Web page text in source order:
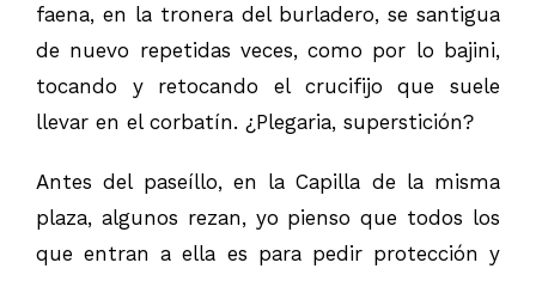
faena, en la tronera del burladero, se santigua
de nuevo repetidas veces, como por lo bajini,
tocando y retocando el crucifijo que suele
llevar en el corbatín. ¿Plegaria, superstición?
Antes del paseíllo, en la Capilla de la misma
plaza, algunos rezan, yo pienso que todos los
que entran a ella es para pedir protección y